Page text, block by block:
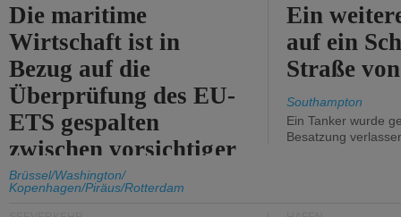
Die maritime
Wirtschaft ist in
Bezug auf die
Überprüfung des EU-
ETS gespalten
zwischen vorsichtiger
Unterstützung und
Kritik.
Brüssel/Washington/
Kopenhagen/Piräus/Rotterdam
Ein
auf ein
Straße
Southampton
Ein Tanker wurde
Besatzung